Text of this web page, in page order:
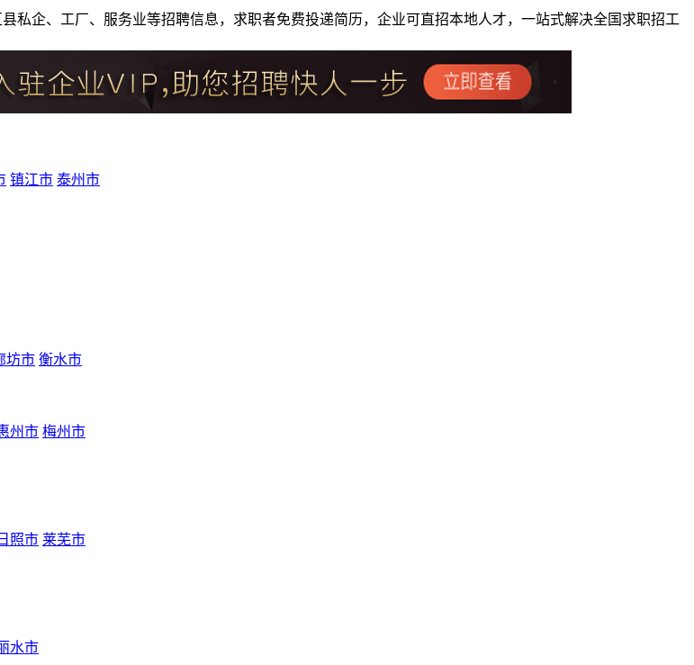
私企、工厂、服务业等招聘信息，求职者免费投递简历，企业可直招本地人才，一站式解决全国求职招工
镇江市 泰州市
坊市 衡水市
州市 梅州市
日照市 莱芜市
水市